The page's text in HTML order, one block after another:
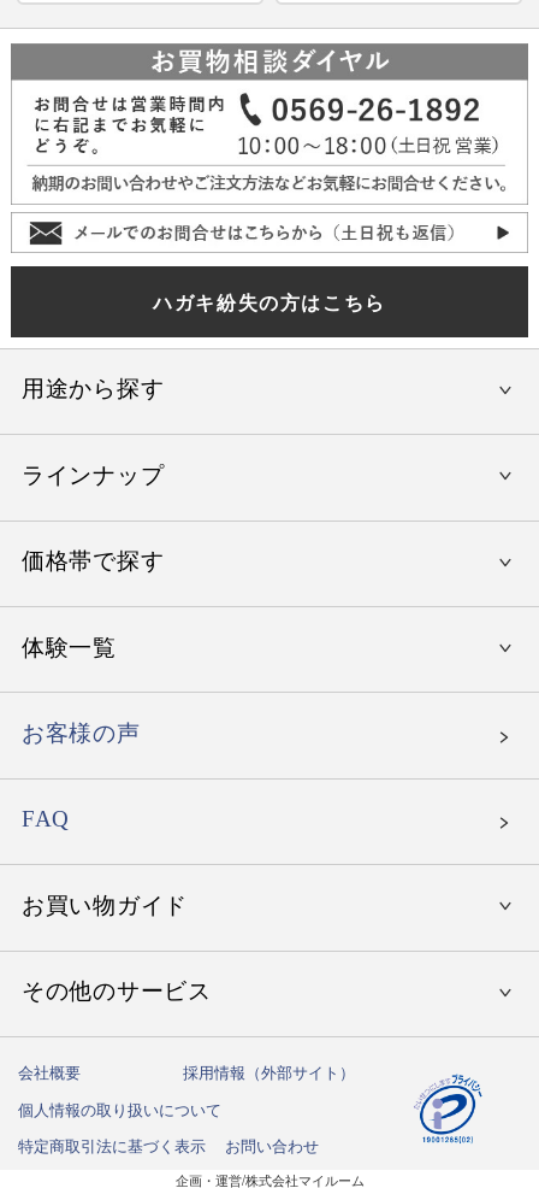
ハガキ紛失の方はこちら
用途から探す
還暦祝い
入学祝い
就職祝い
母の日
ラインナップ
やすらぎの旅
エグゼタイム パート5
エグゼタイムプラチナム
たびもの撰華
価格帯で探す
〜15,000円
〜80,000円
〜150,000円
150,001円〜
体験一覧
関東地方の温泉旅館
中部地方の温泉旅館
関西地方の温泉旅館
九州・沖縄の温泉旅館
関東地方のホテル
中部地方のホテル
関西地方のホテル
中国地方のホテル
九州・沖縄のホテル
関東地方でレストラン体験
中国・九州地方でレストラン体験
中部地方でゴルフ体験
関西地方でゴルフ体験
中国地方でゴルフ体験
フェイスリフトアップ
お客様の声
FAQ
お買い物ガイド
初めての方へ
送料・お支払い方法
納期について
その他のサービス
ハガキ紛失の方はこちら
しきたりサイト
会社概要
採用情報（外部サイト）
個人情報の取り扱いについて
特定商取引法に基づく表示
お問い合わせ
企画・運営/株式会社マイルーム